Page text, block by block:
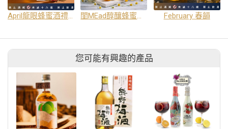
April龍眼蜂蜜酒禮盒 閨MEad醇釀蜂蜜酒組 February 春韻
您可能有興趣的產品